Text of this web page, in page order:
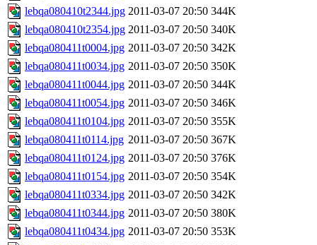
lebqa080410t2344.jpg 2011-03-07 20:50 344K
lebqa080410t2354.jpg 2011-03-07 20:50 340K
lebqa080411t0004.jpg 2011-03-07 20:50 342K
lebqa080411t0034.jpg 2011-03-07 20:50 350K
lebqa080411t0044.jpg 2011-03-07 20:50 344K
lebqa080411t0054.jpg 2011-03-07 20:50 346K
lebqa080411t0104.jpg 2011-03-07 20:50 355K
lebqa080411t0114.jpg 2011-03-07 20:50 367K
lebqa080411t0124.jpg 2011-03-07 20:50 376K
lebqa080411t0154.jpg 2011-03-07 20:50 354K
lebqa080411t0334.jpg 2011-03-07 20:50 342K
lebqa080411t0344.jpg 2011-03-07 20:50 380K
lebqa080411t0434.jpg 2011-03-07 20:50 353K